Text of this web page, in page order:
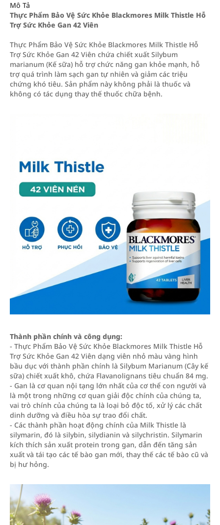
Mô Tả
Thực Phẩm Bảo Vệ Sức Khỏe Blackmores Milk Thistle Hỗ
Trợ Sức Khỏe Gan 42 Viên
Thực Phẩm Bảo Vệ Sức Khỏe Blackmores Milk Thistle Hỗ
Trợ Sức Khỏe Gan 42 Viên chứa chiết xuất Silybum
marianum (Kế sữa) hỗ trợ chức năng gan khỏe mạnh, hỗ
trợ quá trình làm sạch gan tự nhiên và giảm các triệu
chứng khó tiêu. Sản phẩm này không phải là thuốc và
không có tác dụng thay thế thuốc chữa bệnh.
Thành phần chính và công dụng:
- Thực Phẩm Bảo Vệ Sức Khỏe Blackmores Milk Thistle Hỗ
Trợ Sức Khỏe Gan 42 Viên dạng viên nhỏ màu vàng hình
bầu dục với thành phần chính là Silybum Marianum (Cây kế
sữa) chiết xuất khô, chứa Flavanolignans tiêu chuẩn 84 mg.
- Gan là cơ quan nội tạng lớn nhất của cơ thể con người và
là một trong những cơ quan giải độc chính của chúng ta,
vai trò chính của chúng ta là loại bỏ độc tố, xử lý các chất
dinh dưỡng và điều hòa sự trao đổi chất.
- Các thành phần hoạt động chính của Milk Thistle là
silymarin, đó là silybin, silydianin và silychristin. Silymarin
kích thích sản xuất protein trong gan, dẫn đến tăng sản
xuất và tái tạo các tế bào gan mới, thay thế các tế bào cũ và
bị hư hỏng.